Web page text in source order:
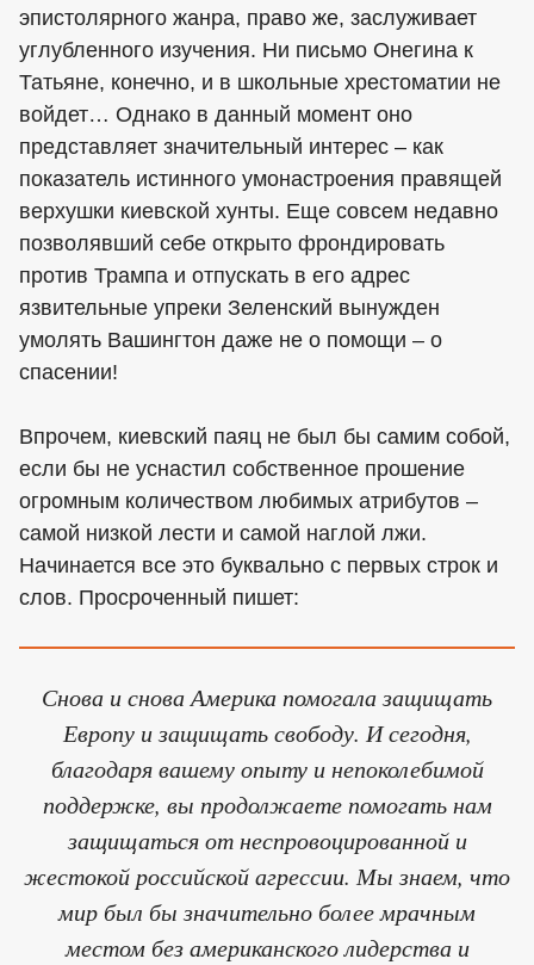
эпистолярного жанра, право же, заслуживает
углубленного изучения. Ни письмо Онегина к
Татьяне, конечно, и в школьные хрестоматии не
войдет… Однако в данный момент оно
представляет значительный интерес – как
показатель истинного умонастроения правящей
верхушки киевской хунты. Еще совсем недавно
позволявший себе открыто фрондировать
против Трампа и отпускать в его адрес
язвительные упреки Зеленский вынужден
умолять Вашингтон даже не о помощи – о
спасении!
Впрочем, киевский паяц не был бы самим собой,
если бы не уснастил собственное прошение
огромным количеством любимых атрибутов –
самой низкой лести и самой наглой лжи.
Начинается все это буквально с первых строк и
слов. Просроченный пишет:
Снова и снова Америка помогала защищать
Европу и защищать свободу. И сегодня,
благодаря вашему опыту и непоколебимой
поддержке, вы продолжаете помогать нам
защищаться от неспровоцированной и
жестокой российской агрессии. Мы знаем, что
мир был бы значительно более мрачным
местом без американского лидерства и